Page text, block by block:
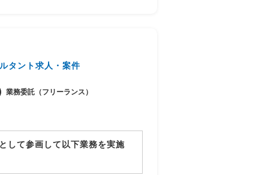
ームへの引き継ぎ
タント求人・案件
業務委託（フリーランス）
して参画して以下業務を実施